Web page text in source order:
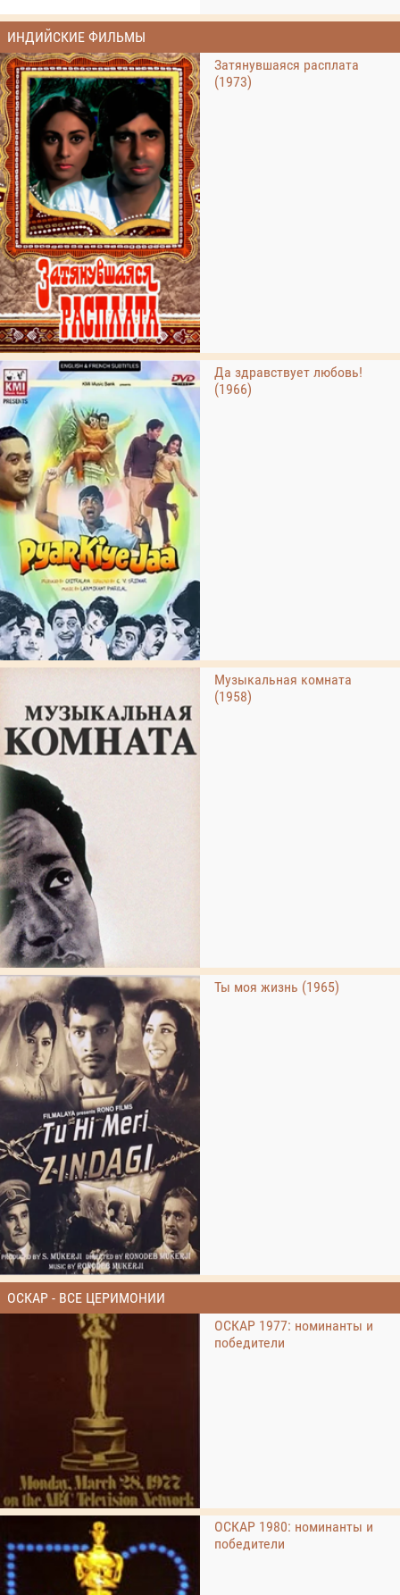
ИНДИЙСКИЕ ФИЛЬМЫ
Затянувшаяся расплата
(1973)
Да здравствует любовь!
(1966)
Музыкальная комната
(1958)
Ты моя жизнь (1965)
ОСКАР - ВСЕ ЦЕРИМОНИИ
ОСКАР 1977: номинанты и
победители
ОСКАР 1980: номинанты и
победители